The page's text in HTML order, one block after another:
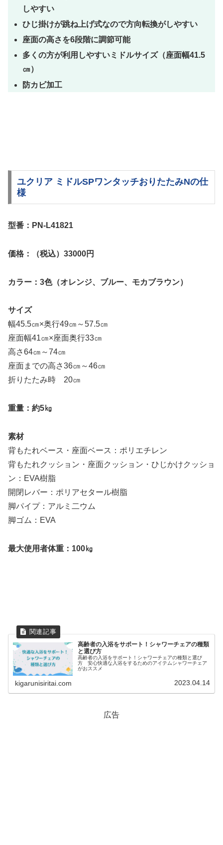
しやすい
ひじ掛けが跳ね上げ式なので方向転換がしやすい
座面の高さを6段階に調節可能
多くの方が利用しやすいミドルサイズ（座面幅41.5
㎝）
防カビ加工
ユクリア ミドルSPワンタッチおりたたみNの仕
様
型番：PN-L41821
価格：（税込）33000円
カラー：3色（オレンジ、ブルー、モカブラウン）
サイズ
幅45.5㎝×奥行49㎝～57.5㎝
座面幅41㎝×座面奥行33㎝
高さ64㎝～74㎝
座面までの高さ36㎝～46㎝
折りたたみ時 20㎝
重量：約5㎏
素材
背もたれベース・座面ベース：ポリエチレン
背もたれクッション・座面クッション・ひじかけクッショ
ン：EVA樹脂
開閉レバー：ポリアセタール樹脂
脚パイプ：アルミ二ウム
脚ゴム：EVA
最大使用者体重：100㎏
高齢者の入浴をサポート！シャワーチェアの種類
と選び方
高齢者の入浴をサポート！シャワーチェアの種類と選び
方 安心快適な入浴をするためのアイテムシャワーチェア
がおススメ
kigarunisiritai.com 2023.04.14
広告